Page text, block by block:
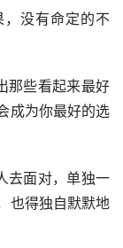
没有命定的不
那些看起来最好
成为你最好的选
去面对，单独一
也得独自默默地